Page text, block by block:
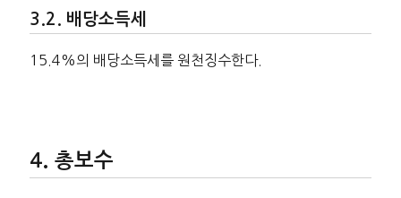
배당소득세
15.4%의 배당소득세를 원천징수한다.
총보수